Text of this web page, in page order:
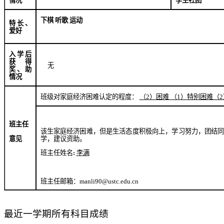
特长、
爱好
下棋 听歌 运动
入学后
获得
奖、助
情况
无
班主任
意见
班级对家庭经济困难认定的程度： （2）困难 （1）特别困难（2
该生家庭经济困难，但是生活态度积极向上，学习努力，团结同
学，建议资助。
班主任姓名: 李满
班主任邮箱： manli90@ustc.edu.cn
最近一学期所有科目成绩